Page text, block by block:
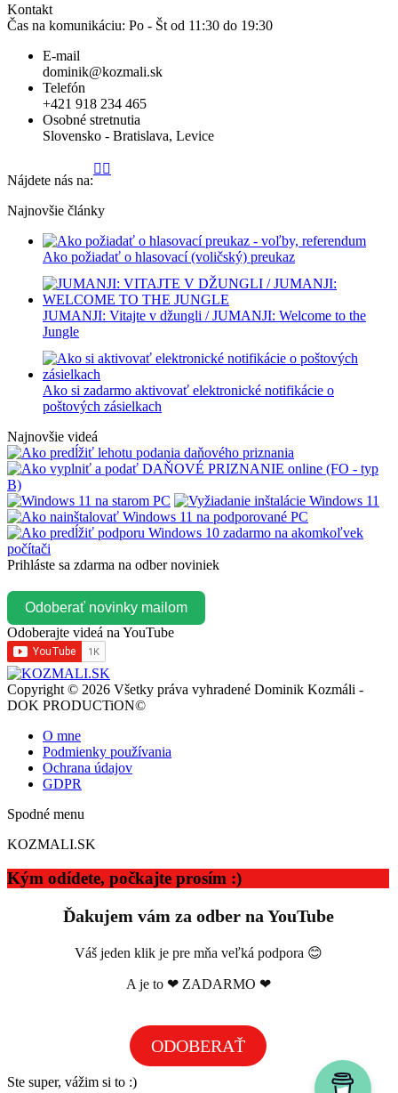
Kontakt
Čas na komunikáciu: Po - Št od 11:30 do 19:30
E-mail
dominik@kozmali.sk
Telefón
+421 918 234 465
Osobné stretnutia
Slovensko - Bratislava, Levice
Nájdete nás na:
Stránka
otvorí
novom
okne
novom
okne
Stránka
otvorí
novom
okne
Stránka
otvorí
novom
okne
novom
okne
Stránka
otvorí
novom
okne
Stránka
otvorí
novom
okne
novom
okne
Stránka
otvorí
novom
okne
novom
okne
Najnovšie články
Ako požiadať o hlasovací (voličský) preukaz
JUMANJI: Vitajte v džungli / JUMANJI: Welcome to the
Jungl‪e
Ako si zadarmo aktivovať elektronické notifikácie o
poštových zásielkach
Najnovšie videá
Prihláste sa zdarma na odber noviniek
Odoberať novinky mailom
Odoberajte videá na YouTube
Copyright © 2026 Všetky práva vyhradené Dominik Kozmáli -
DOK PRODUCTiON©
O mne
Podmienky používania
Ochrana údajov
GDPR
Spodné menu
KOZMALI.SK
Kým odídete, počkajte prosím :)
Ďakujem vám za odber na YouTube
Váš jeden klik je pre mňa veľká podpora 😊
A je to ❤ ZADARMO ❤
ODOBERAŤ
Ste super, vážim si to :)